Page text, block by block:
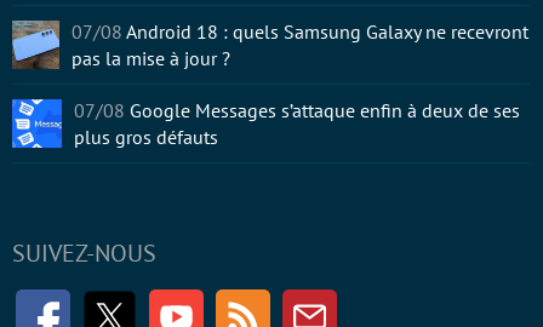
SUIVEZ-NOUS
FacebookTwitter Youtube RSS Newsletter
07/08 Android 18 : quels Samsung Galaxy ne recevront
pas la mise à jour ?
07/08 Google Messages s’attaque enfin à deux de ses
plus gros défauts